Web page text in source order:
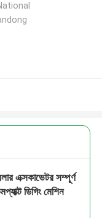
এক্সকাভেটর সম্পূর্ণ
ডিগিং মেশিন